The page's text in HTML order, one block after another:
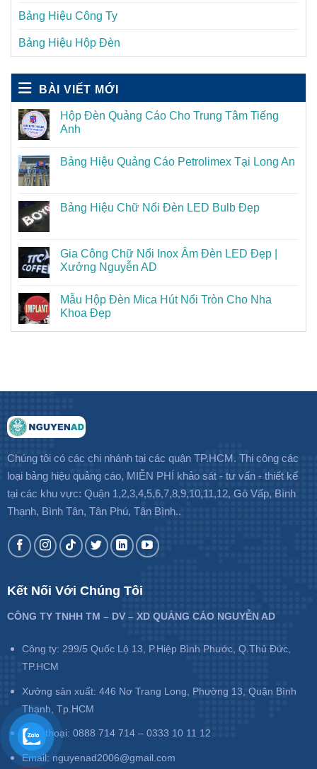
Bảng Hiệu Công Ty
Bảng Hiệu Hộp Đèn
BÀI VIẾT MỚI
Hộp Đèn Quảng Cáo Cho Trung Tâm Tiếng
Anh
Bảng Hiệu Quảng Cáo Petrolimex Tại Long An
Bảng Hiệu Chữ Nổi Đèn LED Bulb Đẹp
Gia Công Chữ Nổi Inox Âm Đèn LED Đẹp |
Xưởng Nguyễn AD
Mẫu Hộp Đèn Mica Hút Nổi Tròn Cho Nha
Khoa Đẹp
Chúng tôi có các chi nhánh tại các quận TP.HCM. Thi công các
loại bảng hiệu quảng cáo, MIỄN PHÍ khảo sát - tư vấn - thiết kế
tại các khu vực: Quận 1,2,3,4,5,6,7,8,9,10,11,12, Gò Vấp, Bình
Thạnh, Bình Tân, Tân Phú, Tân Bình..
Kết Nối Với Chúng Tôi
CÔNG TY TNHH TM – DV – XD QUẢNG CÁO NGUYỄN AD
Công ty: 299/5 Quốc Lộ 13, P.Hiệp Bình Phước, Q.Thủ Đức,
TP.HCM
Xưởng sản xuất: 446 Nơ Trang Long, Phường 13, Quận Bình
Thạnh, Tp.HCM
Điện thoại: 0888 714 714 – 0333 10 11 12
Email: nguyenad2006@gmail.com